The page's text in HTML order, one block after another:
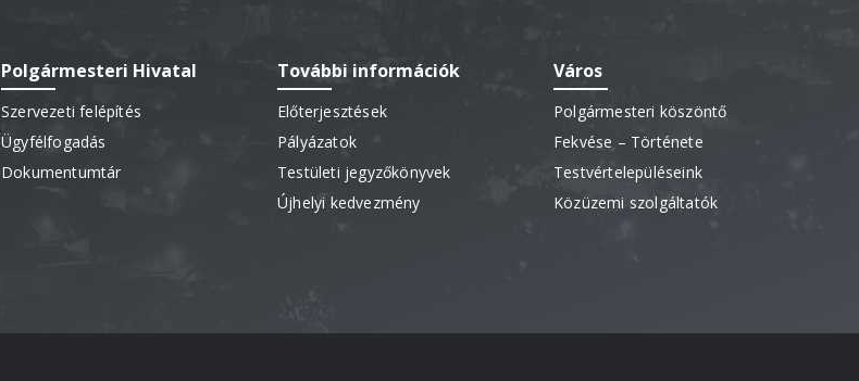
Polgármesteri Hivatal
Szervezeti felépítés
Ügyfélfogadás
Dokumentumtár
További információk
Előterjesztések
Pályázatok
Testületi jegyzőkönyvek
Újhelyi kedvezmény
Város
Polgármesteri köszöntő
Fekvése – Története
Testvértelepüléseink
Közüzemi szolgáltatók